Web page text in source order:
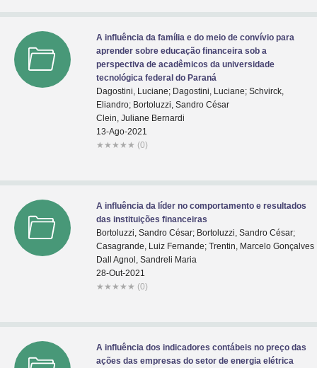
A influência da família e do meio de convívio para
aprender sobre educação financeira sob a
perspectiva de acadêmicos da universidade
tecnológica federal do Paraná
Dagostini, Luciane; Dagostini, Luciane; Schvirck,
Eliandro; Bortoluzzi, Sandro César
Clein, Juliane Bernardi
13-Ago-2021
★ ★ ★ ★ ★ (0)
A influência da líder no comportamento e resultados
das instituições financeiras
Bortoluzzi, Sandro César; Bortoluzzi, Sandro César;
Casagrande, Luiz Fernande; Trentin, Marcelo Gonçalves
Dall Agnol, Sandreli Maria
28-Out-2021
★ ★ ★ ★ ★ (0)
A influência dos indicadores contábeis no preço das
ações das empresas do setor de energia elétrica